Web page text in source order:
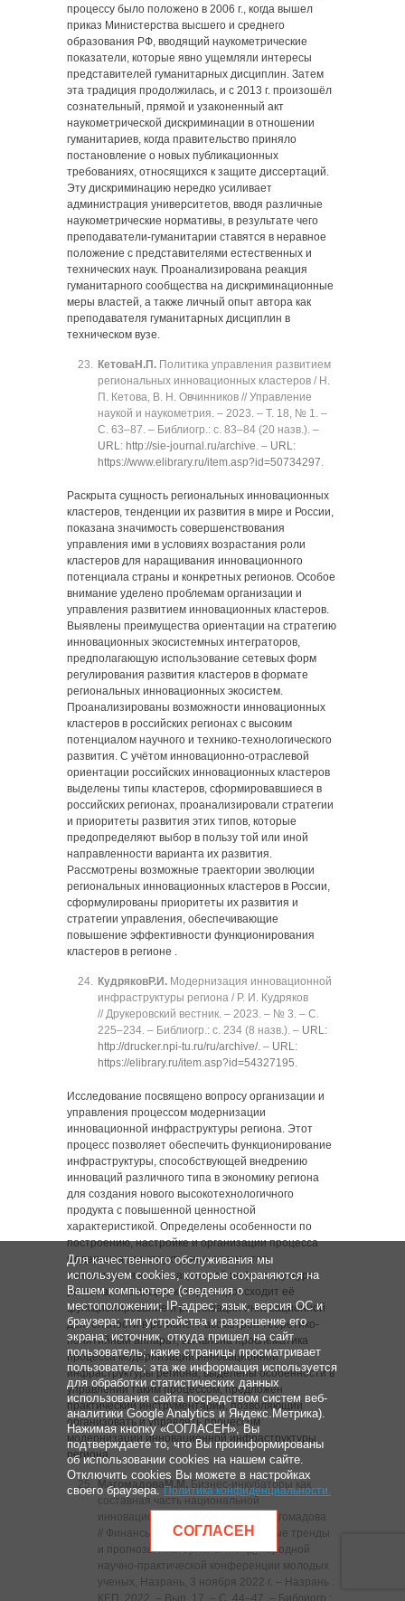
процессу было положено в 2006 г., когда вышел
приказ Министерства высшего и среднего
образования РФ, вводящий наукометрические
показатели, которые явно ущемляли интересы
представителей гуманитарных дисциплин. Затем
эта традиция продолжилась, и с 2013 г. произошёл
сознательный, прямой и узаконенный акт
наукометрической дискриминации в отношении
гуманитариев, когда правительство приняло
постановление о новых публикационных
требованиях, относящихся к защите диссертаций.
Эту дискриминацию нередко усиливает
администрация университетов, вводя различные
наукометрические нормативы, в результате чего
преподаватели-гуманитарии ставятся в неравное
положение с представителями естественных и
технических наук. Проанализирована реакция
гуманитарного сообщества на дискриминационные
меры властей, а также личный опыт автора как
преподавателя гуманитарных дисциплин в
техническом вузе.
КетоваН.П. Политика управления развитием
региональных инновационных кластеров / Н.
П. Кетова, В. Н. Овчинников // Управление
наукой и наукометрия. ‒ 2023. ‒ Т. 18, № 1. ‒
C. 63‒87. ‒ Библиогр.: с. 83‒84 (20 назв.). ‒
URL: http://sie-journal.ru/archive. ‒ URL:
https://www.elibrary.ru/item.asp?id=50734297.
Раскрыта сущность региональных инновационных
кластеров, тенденции их развития в мире и России,
показана значимость совершенствования
управления ими в условиях возрастания роли
кластеров для наращивания инновационного
потенциала страны и конкретных регионов. Особое
внимание уделено проблемам организации и
управления развитием инновационных кластеров.
Выявлены преимущества ориентации на стратегию
инновационных экосистемных интеграторов,
предполагающую использование сетевых форм
регулирования развития кластеров в формате
региональных инновационных экосистем.
Проанализированы возможности инновационных
кластеров в российских регионах с высоким
потенциалом научного и технико-технологического
развития. С учётом инновационно-отраслевой
ориентации российских инновационных кластеров
выделены типы кластеров, сформировавшиеся в
российских регионах, проанализировали стратегии
и приоритеты развития этих типов, которые
предопределяют выбор в пользу той или иной
направленности варианта их развития.
Рассмотрены возможные траектории эволюции
региональных инновационных кластеров в России,
сформулированы приоритеты их развития и
стратегии управления, обеспечивающие
повышение эффективности функционирования
кластеров в регионе .
КудряковР.И. Модернизация инновационной
инфраструктуры региона / Р. И. Кудряков
// Друкеровский вестник. ‒ 2023. ‒ № 3. ‒ C.
225‒234. ‒ Библиогр.: с. 234 (8 назв.). ‒ URL:
http://drucker.npi-tu.ru/ru/archive/. ‒ URL:
https://elibrary.ru/item.asp?id=54327195.
Исследование посвящено вопросу организации и
управления процессом модернизации
инновационной инфраструктуры региона. Этот
процесс позволяет обеспечить функционирование
инфраструктуры, способствующей внедрению
инноваций различного типа в экономику региона
для создания нового высокотехнологичного
продукта с повышенной ценностной
характеристикой. Определены особенности по
построению, настройке и организации процесса
модернизации структурных элементов,
относящихся к инновационной инфраструктуре
региона, с помощью которых происходит её
функционирование и реализация инновационной
деятельности в регионе. Рассмотрен теоретико-
понятийный аппарат, выявлена проблематика
процесса модернизации инновационной
инфраструктуры региона, выделены особенности в
управлении таким процессом, предложен
практический инструментарий, позволяющий
организовать и управлять процессом
модернизации инновационной инфраструктуры
региона.
МагомадоваМ.М. Бизнес-инкубаторы как
составная часть национальной
инновационной системы / М. М. Магомадова
// Финансы: аналитика, современные тренды
и прогнозы : материалы Международной
научно-практической конференции молодых
ученых, Назрань, 3 ноября 2022 г. ‒ Назрань :
КЕП, 2022. ‒ Вып. 17. ‒ C. 44‒47. ‒ Библиогр.:
Для качественного обслуживания мы
используем cookies, которые сохраняются на
Вашем компьютере (сведения о
местоположении; IP-адрес; язык, версия ОС и
браузера; тип устройства и разрешение его
экрана; источник, откуда пришел на сайт
пользователь; какие страницы просматривает
пользователь; эта же информация используется
для обработки статистических данных
использования сайта посредством систем веб-
аналитики Google Analytics и Яндекс.Метрика).
Нажимая кнопку «СОГЛАСЕН», Вы
подтверждаете то, что Вы проинформированы
об использовании cookies на нашем сайте.
Отключить cookies Вы можете в настройках
своего браузера.Политика конфиденциальности.
СОГЛАСЕН